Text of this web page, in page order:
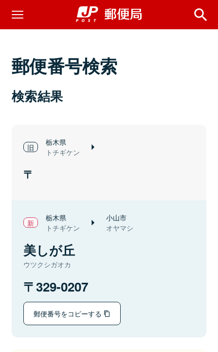
郵便番号検索
検索結果
栃木県
トチギケン
栃木県
トチギケン
小山市
オヤマシ
美しが丘
ウツクシガオカ
329-0207
郵便番号をコピーする